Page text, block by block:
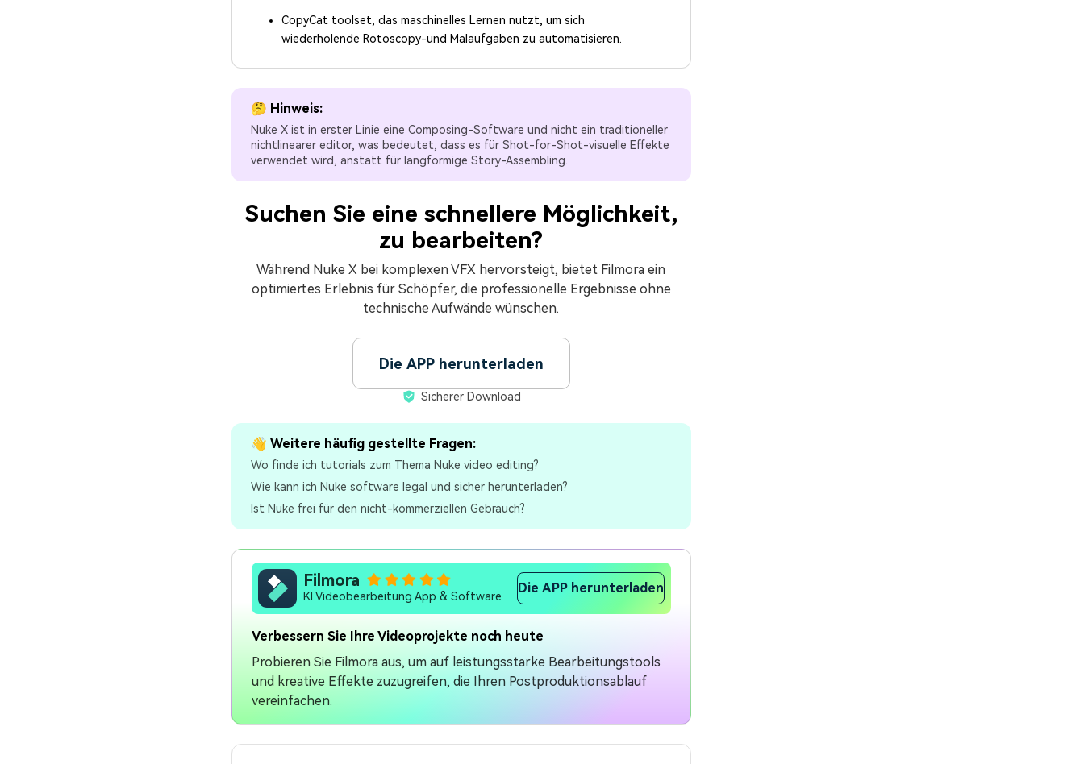
CopyCat toolset, das maschinelles Lernen nutzt, um sich
wiederholende Rotoscopy-und Malaufgaben zu automatisieren.
🤔 Hinweis:
Nuke X ist in erster Linie eine Composing-Software und nicht ein traditioneller
nichtlinearer editor, was bedeutet, dass es für Shot-for-Shot-visuelle Effekte
verwendet wird, anstatt für langformige Story-Assembling.
Suchen Sie eine schnellere Möglichkeit,
zu bearbeiten?
Während Nuke X bei komplexen VFX hervorsteigt, bietet Filmora ein
optimiertes Erlebnis für Schöpfer, die professionelle Ergebnisse ohne
technische Aufwände wünschen.
Die APP herunterladen
Sicherer Download
👋 Weitere häufig gestellte Fragen:
Wo finde ich tutorials zum Thema Nuke video editing?
Wie kann ich Nuke software legal und sicher herunterladen?
Ist Nuke frei für den nicht-kommerziellen Gebrauch?
Filmora
KI Videobearbeitung App & Software
Die APP herunterladen
Verbessern Sie Ihre Videoprojekte noch heute
Probieren Sie Filmora aus, um auf leistungsstarke Bearbeitungstools
und kreative Effekte zuzugreifen, die Ihren Postproduktionsablauf
vereinfachen.